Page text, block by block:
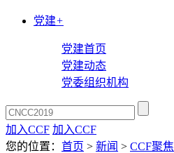
党建+
党建首页
党建动态
党委组织机构
加入CCF 加入CCF
您的位置： 首页 > 新闻 > CCF聚焦